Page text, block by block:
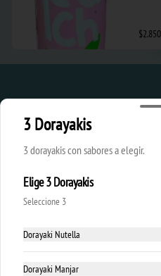
$2.850
Local
Términos y condiciones
3 Dorayakis
3 dorayakis con sabores a elegir.
Elige 3 Dorayakis
Seleccione 3
Dorayaki Nutella
Dorayaki Manjar